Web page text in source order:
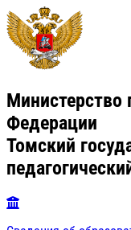
Министерство
Федерации
Томский